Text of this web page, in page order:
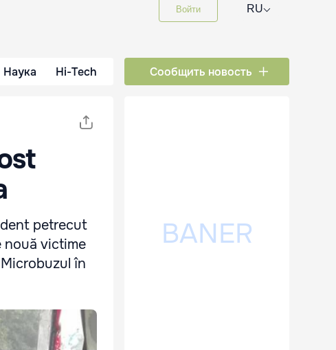
Войти RU⌵
Наука Hi-Tech Сообщить новость
petrecut
nouă victime
în